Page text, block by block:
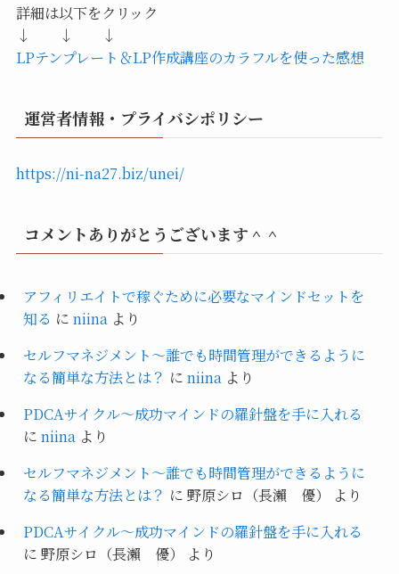
詳細は以下をクリック
↓ ↓ ↓
LPテンプレート＆LP作成講座のカラフルを使った感想
運営者情報・プライバシポリシー
https://ni-na27.biz/unei/
コメントありがとうございます＾＾
アフィリエイトで稼ぐために必要なマインドセットを
知る に niinaより
セルフマネジメント～誰でも時間管理ができるように
なる簡単な方法とは？ に niinaより
PDCAサイクル～成功マインドの羅針盤を手に入れる
に niinaより
セルフマネジメント～誰でも時間管理ができるように
なる簡単な方法とは？ に 野原シロ（長瀨 優）
より
PDCAサイクル～成功マインドの羅針盤を手に入れる
に 野原シロ（長瀨 優） より